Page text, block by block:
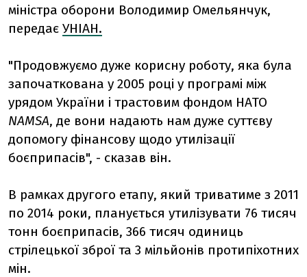
міністра оборони Володимир Омельянчук,
передає УНІАН.
"Продовжуємо дуже корисну роботу, яка була
започаткована у 2005 році у програмі між
урядом України і трастовим фондом НАТО
NAMSA, де вони надають нам дуже суттєву
допомогу фінансову щодо утилізації
боєприпасів", - сказав він.
В рамках другого етапу, який триватиме з 2011
по 2014 роки, планується утилізувати 76 тисяч
тонн боєприпасів, 366 тисяч одиниць
стрілецької зброї та 3 мільйонів протипіхотних
мін.